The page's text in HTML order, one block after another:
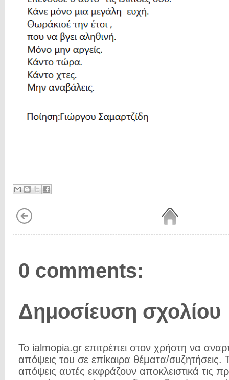
0 comments:
Δημοσίευση σχολίου
Το ialmopia.gr επιτρέπει στον χρήστη να
απόψεις του σε επίκαιρα θέματα/συζητήσεις.
απόψεις αυτές εκφράζουν αποκλειστικά τις